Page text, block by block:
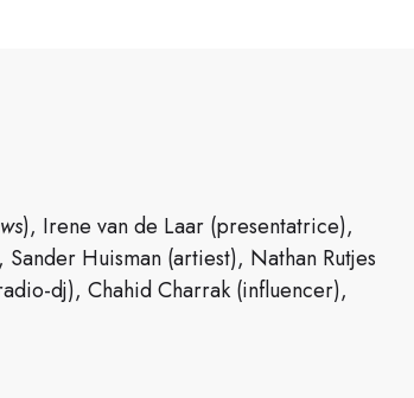
), Irene van de Laar (presentatrice),
Huisman (artiest), Nathan Rutjes
dj), Chahid Charrak (influencer),